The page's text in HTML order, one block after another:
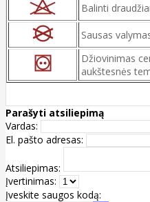
Balinti
Sausas
Džiovinimas
aukštesnės
Parašyti atsiliepimą
Vardas:
El. pašto adresas:
Atsiliepimas:
Įvertinimas:
Įveskite saugos kodą: